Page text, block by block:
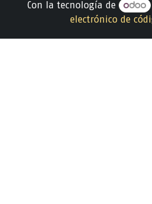
Con la tecnología de
electrónico de